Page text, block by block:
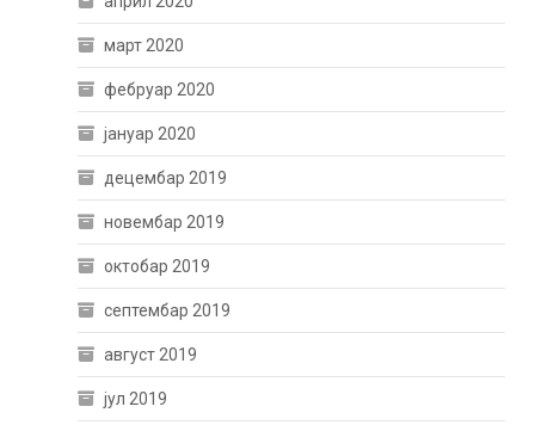
март 2020
фебруар 2020
јануар 2020
децембар 2019
новембар 2019
октобар 2019
септембар 2019
август 2019
јул 2019